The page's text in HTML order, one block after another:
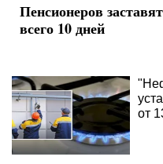
Пенсионеров
всего 10 дней
от